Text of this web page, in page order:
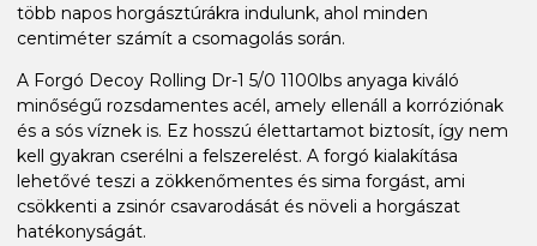
több napos horgásztúrákra indulunk, ahol minden
centiméter számít a csomagolás során.
A Forgó Decoy Rolling Dr-1 5/0 1100lbs anyaga kiváló
minőségű rozsdamentes acél, amely ellenáll a korróziónak
és a sós víznek is. Ez hosszú élettartamot biztosít, így nem
kell gyakran cserélni a felszerelést. A forgó kialakítása
lehetővé teszi a zökkenőmentes és sima forgást, ami
csökkenti a zsinór csavarodását és növeli a horgászat
hatékonyságát.